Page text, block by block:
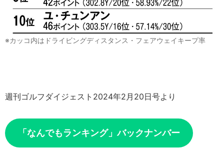
※カッコ内はドライビングディスタンス・フェアウェイキープ率
週刊ゴルフダイジェスト2024年2月20日号より
「なんでもランキング」バックナンバー